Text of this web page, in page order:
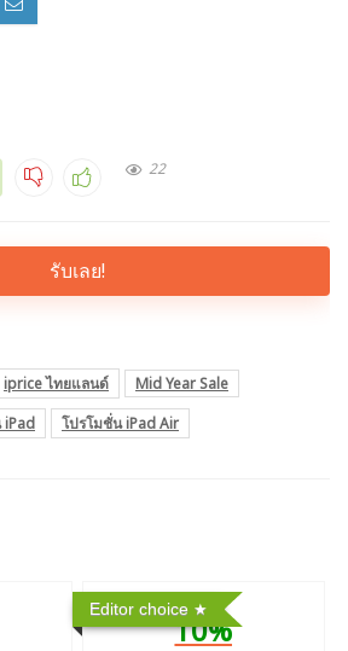
22
รับเลย!
iprice ไทยแลนด์
Mid Year Sale
iPad โปรโมชั่น iPad Air
Editor choice
10%